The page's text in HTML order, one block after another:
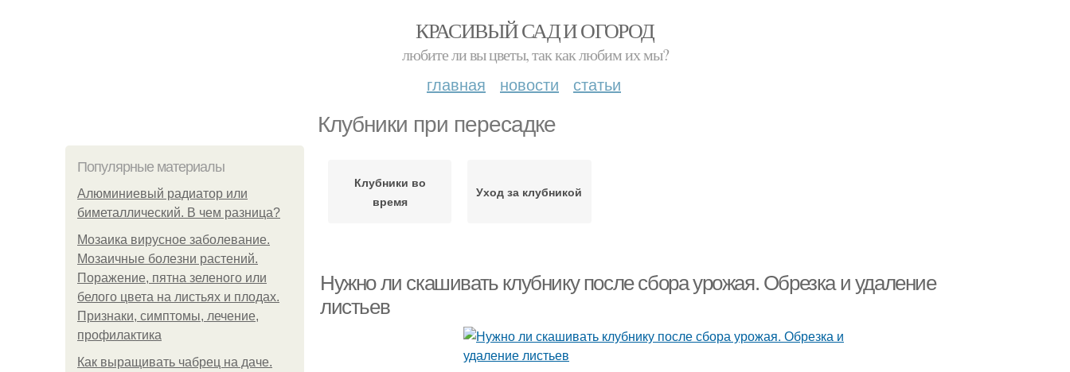
КРАСИВЫЙ САД И ОГОРОД
любите ли вы цветы, так как любим их мы?
главная новости статьи
Клубники при пересадке
Популярные материалы
Алюминиевый радиатор или
биметаллический. В чем разница?
Мозаика вирусное заболевание.
Мозаичные болезни растений.
Поражение, пятна зеленого или
белого цвета на листьях и плодах.
Признаки, симптомы, лечение,
профилактика
Как выращивать чабрец на даче.
Клубники во
время
Уход за клубникой
Нужно ли скашивать клубнику после сбора урожая. Обрезка и удаление
листьев